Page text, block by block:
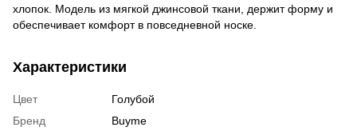
хлопок. Модель из мягкой джинсовой ткани, держит форму и
обеспечивает комфорт в повседневной носке.
Характеристики
Цвет
Голубой
Бренд
Buyme